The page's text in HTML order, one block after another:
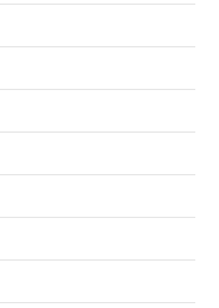
August 7, 2026
दिवस भारत सरकार द्वारा